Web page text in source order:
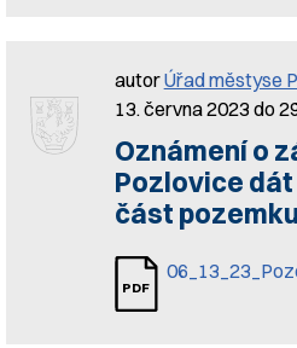
autorÚřad městyse
13. června 2023 do
Oznámení o
Pozlovice
část